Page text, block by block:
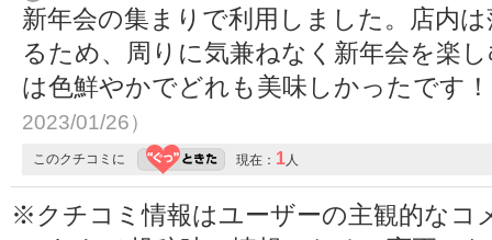
新年会の集まりで利用しました。店内
るため、周りに気兼ねなく新年会を楽
は色鮮やかでどれも美味しかったです
2023/01/26）
このクチコミに 現在： 1 人
※クチコミ情報はユーザーの主観的なコ